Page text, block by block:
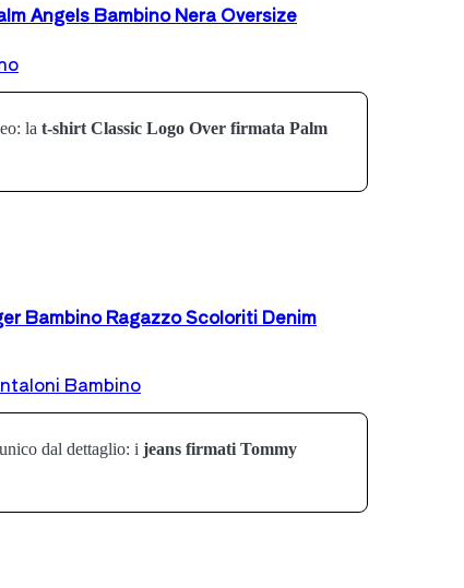
Angels Bambino Nera Oversize
la t-shirt Classic Logo Over firmata Palm
Bambino Ragazzo Scoloriti Denim
Bambino
dal dettaglio: i jeans firmati Tommy